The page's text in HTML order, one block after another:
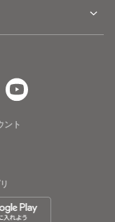
ント